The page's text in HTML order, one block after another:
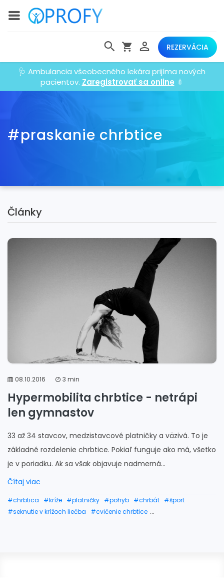
REZERVÁCIA
🩺 Ambulancia všeobecného lekára prijíma nových
pacientov. Zaregistrovať sa online 💉
#praskanie chrbtice
Články
08.10.2016 3 min
Hypermobilita chrbtice - netrápi
len gymnastov
33 až 34 stavcov, medzistavcové platničky a väzivá. To je
základné rozdelenie chrbtice. Pokiaľ funguje ako má, všetko
je v poriadku. Ak sa však objavuje nadmerná...
Čítaj viac
#chrbtica #kríže #platničky #pohyb #chrbát #šport
#seknutie v krížoch liečba
#cvičenie chrbtice